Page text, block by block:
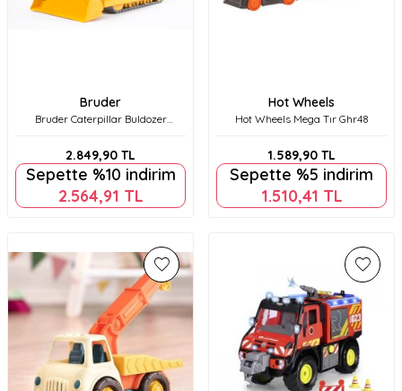
Bruder
Bruder Caterpillar Buldozer
2.849,90 TL
Sepette %10 indirim
2.564,91 TL
Hot Wheels
Hot Wheels Mega Tır Ghr48
1.589,90TL
Sepette %5 indirim
1.510,41 TL